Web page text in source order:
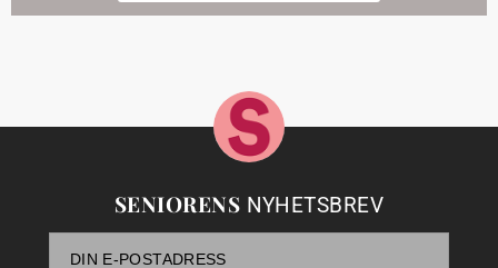
SENIORENS NYHETSBREV